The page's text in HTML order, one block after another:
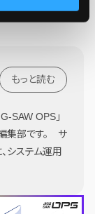
もっと読む
SAW OPS」
集部です。 サ
システム運用